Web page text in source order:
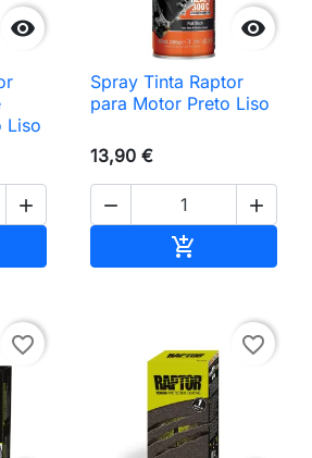

Liso


Spray Tinta Raptor
para Motor Preto Liso
13,90 €
 

favorite_border favorite_border